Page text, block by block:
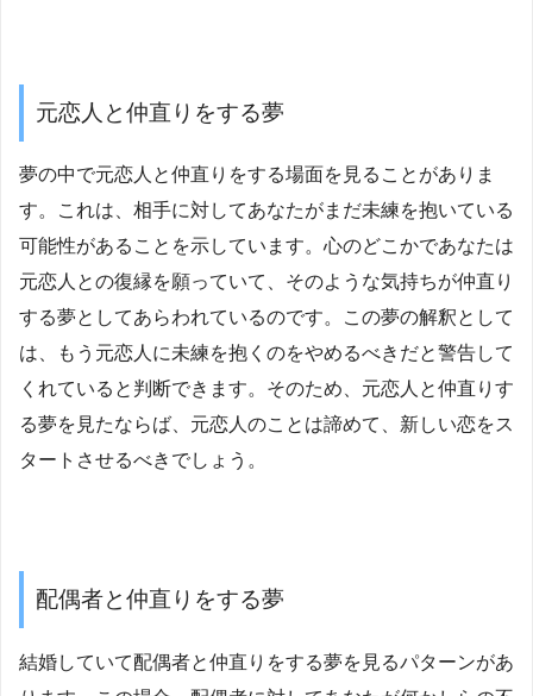
元恋人と仲直りをする夢
夢の中で元恋人と仲直りをする場面を見ることがありま
す。これは、相手に対してあなたがまだ未練を抱いている
可能性があることを示しています。心のどこかであなたは
元恋人との復縁を願っていて、そのような気持ちが仲直り
する夢としてあらわれているのです。この夢の解釈として
は、もう元恋人に未練を抱くのをやめるべきだと警告して
くれていると判断できます。そのため、元恋人と仲直りす
る夢を見たならば、元恋人のことは諦めて、新しい恋をス
タートさせるべきでしょう。
配偶者と仲直りをする夢
結婚していて配偶者と仲直りをする夢を見るパターンがあ